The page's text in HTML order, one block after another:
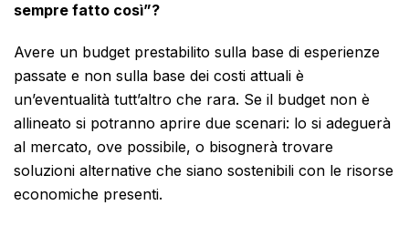
sempre fatto così”?
Avere un budget prestabilito sulla base di esperienze
passate e non sulla base dei costi attuali è
un’eventualità tutt’altro che rara. Se il budget non è
allineato si potranno aprire due scenari: lo si adeguerà
al mercato, ove possibile, o bisognerà trovare
soluzioni alternative che siano sostenibili con le risorse
economiche presenti.